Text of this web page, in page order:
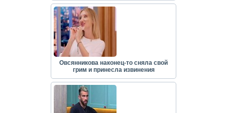
Овсянникова наконец-то сняла свой
грим и принесла извинения